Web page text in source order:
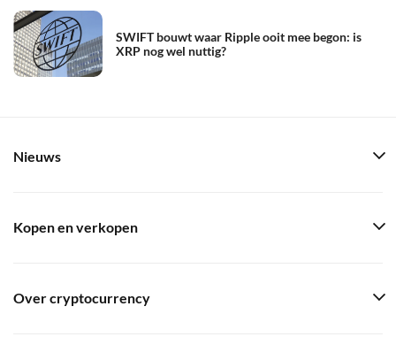
SWIFT bouwt waar Ripple ooit mee begon: is
XRP nog wel nuttig?
Nieuws
Kopen en verkopen
Over cryptocurrency